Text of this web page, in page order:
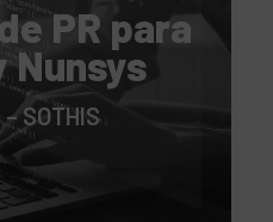
PR para
Nunsys
SOTHIS